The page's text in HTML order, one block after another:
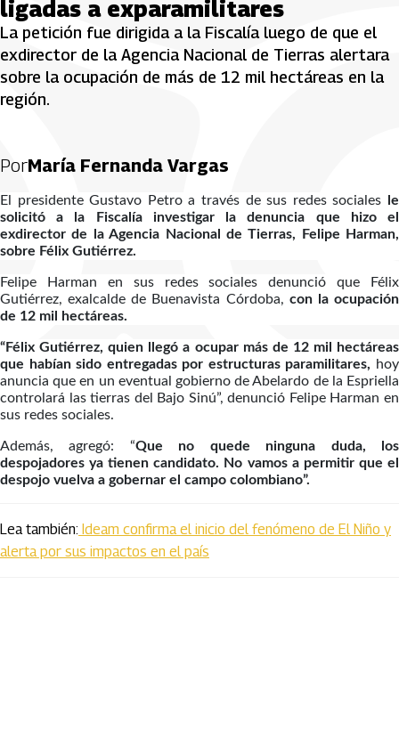
ligadas a exparamilitares
La petición fue dirigida a la Fiscalía luego de que el
exdirector de la Agencia Nacional de Tierras alertara
sobre la ocupación de más de 12 mil hectáreas en la
región.
PorMaría Fernanda Vargas
El presidente Gustavo Petro a través de sus redes sociales
le
solicitó a la Fiscalía investigar la denuncia que hizo el
exdirector de la Agencia Nacional de Tierras, Felipe Harman,
sobre Félix Gutiérrez.
Felipe Harman en sus redes sociales denunció que Félix
Gutiérrez, exalcalde de Buenavista Córdoba, con la ocupación
de 12 mil hectáreas.
“Félix Gutiérrez, quien llegó a ocupar más de 12 mil hectáreas
que habían sido entregadas por estructuras paramilitares, hoy
anuncia que en un eventual gobierno de Abelardo de la Espriella
controlará las tierras del Bajo Sinú”, denunció Felipe Harman en
sus redes sociales.
Además, agregó: “Que no quede ninguna duda, los
despojadores ya tienen candidato. No vamos a permitir que el
despojo vuelva a gobernar el campo colombiano”.
Lea también: Ideam confirma el inicio del fenómeno de El Niño y
alerta por sus impactos en el país